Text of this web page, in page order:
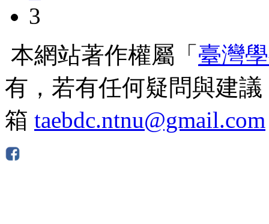
3
本網站著作權屬「 臺灣
有，若有任何疑問與建
箱 taebdc.ntnu@gmail.com